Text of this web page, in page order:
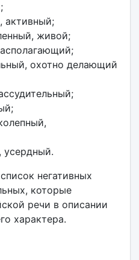
живой;
охотно делающий
негативных
которые
речи в описании
характера.